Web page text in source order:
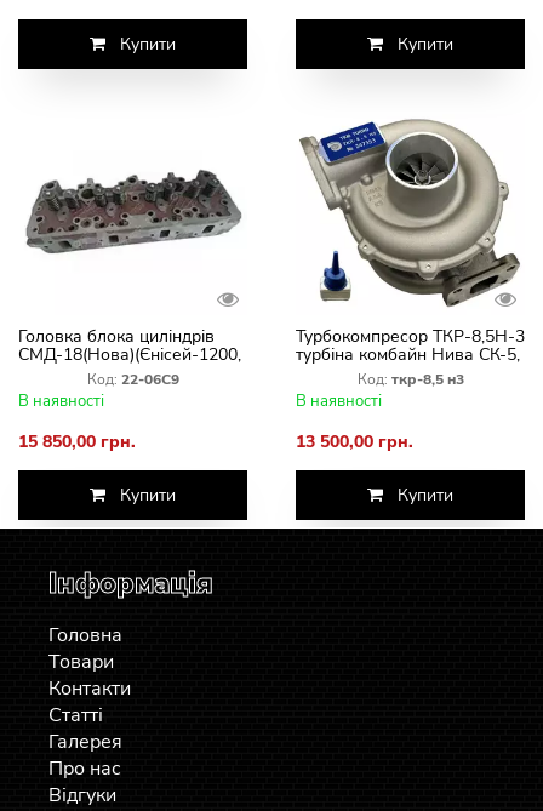
Купити Купити
Головка блока циліндрів
СМД-18(Нова)(Єнісей-1200,
СК-5 Нива,)
Код: 22-06С9
В наявності
15 850,00 грн.
Купити
Турбокомпресор ТКР-8,5Н-3
турбіна комбайн Нива СК-5,
двигуна СМД-18, СМД-20,
СМД-22(Новая)
Код: ткр-8,5 н3
В наявності
13 500,00 грн.
Купити
Інформація
Головна
Товари
Контакти
Статті
Галерея
Про нас
Відгуки